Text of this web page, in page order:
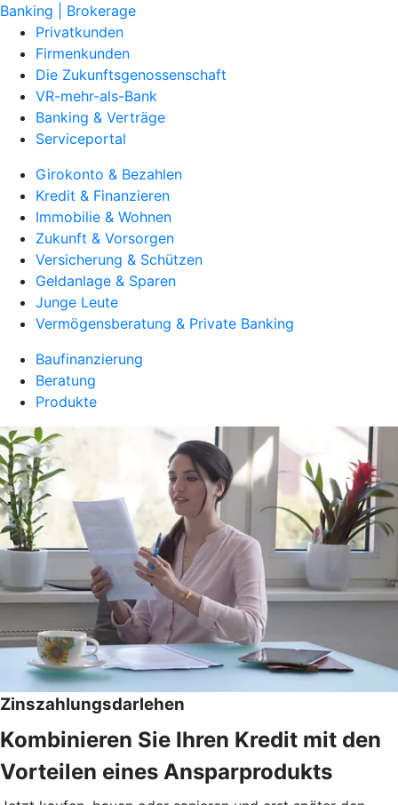
Banking | Brokerage
Privatkunden
Firmenkunden
Die Zukunftsgenossenschaft
VR-mehr-als-Bank
Banking & Verträge
Serviceportal
Girokonto & Bezahlen
Kredit & Finanzieren
Immobilie & Wohnen
Zukunft & Vorsorgen
Versicherung & Schützen
Geldanlage & Sparen
Junge Leute
Vermögensberatung & Private Banking
Baufinanzierung
Beratung
Produkte
Zinszahlungsdarlehen
Kombinieren Sie Ihren Kredit mit den
Vorteilen eines Ansparprodukts